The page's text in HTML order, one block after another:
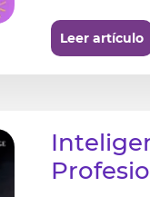
Leer artículo